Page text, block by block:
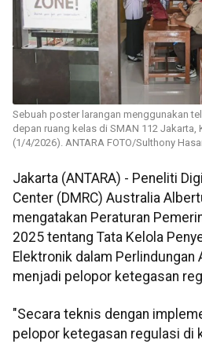
Sebuah poster larangan menggunakan
depan ruang kelas di SMAN 112 Jakarta,
(1/4/2026). ANTARA FOTO/Sulthony
Jakarta (ANTARA) - Peneliti
Center (DMRC) Australia
mengatakan Peraturan
2025 tentang Tata Kelola
Elektronik dalam Perlindungan
menjadi pelopor ketegasan
"Secara teknis dengan
pelopor ketegasan regulasi di